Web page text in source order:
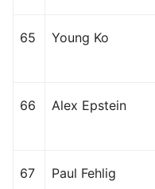
65 Young Ko
66 Alex Epstein
67 Paul Fehlig